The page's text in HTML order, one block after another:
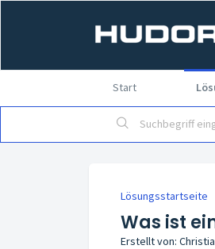
Start
Lösungsstartseite
Was ist
Erstellt von: